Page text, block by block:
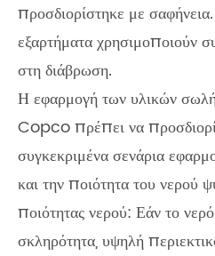
προσδιορίστηκε με
εξαρτήματα χρησιμοποιούν
στη διάβρωση.
Η εφαρμογή των υλικών
Copco πρέπει να
συγκεκριμένα σενάρια
και την ποιότητα του νερού
ποιότητας νερού: Εάν το
σκληρότητα, υψηλή